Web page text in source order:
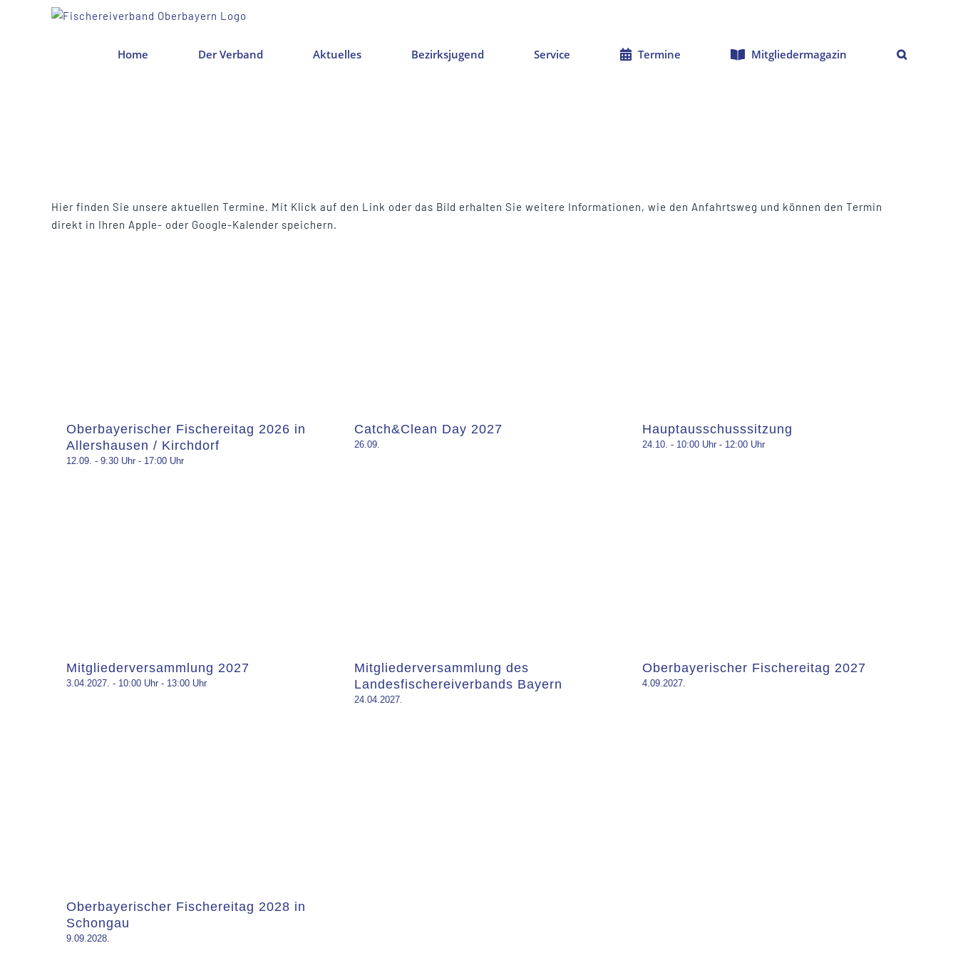
Home Der Verband Aktuelles Bezirksjugend Service Termine Mitgliedermagazin
Hier finden Sie unsere aktuellen Termine. Mit Klick auf den Link oder das Bild erhalten Sie weitere Informationen, wie den Anfahrtsweg und können den Termin
direkt in Ihren Apple- oder Google-Kalender speichern.
Oberbayerischer Fischereitag 2026 in
Allershausen / Kirchdorf
12.09. - 9:30 Uhr- 17:00 Uhr
Catch&Clean Day 2027
26.09.
Hauptausschusssitzung
24.10. - 10:00 Uhr- 12:00 Uhr
Mitgliederversammlung 2027
3.04.2027. - 10:00 Uhr- 13:00 Uhr
Mitgliederversammlung des
Landesfischereiverbands Bayern
24.04.2027.
Oberbayerischer Fischereitag 2027
4.09.2027.
Oberbayerischer Fischereitag 2028 in
Schongau
9.09.2028.